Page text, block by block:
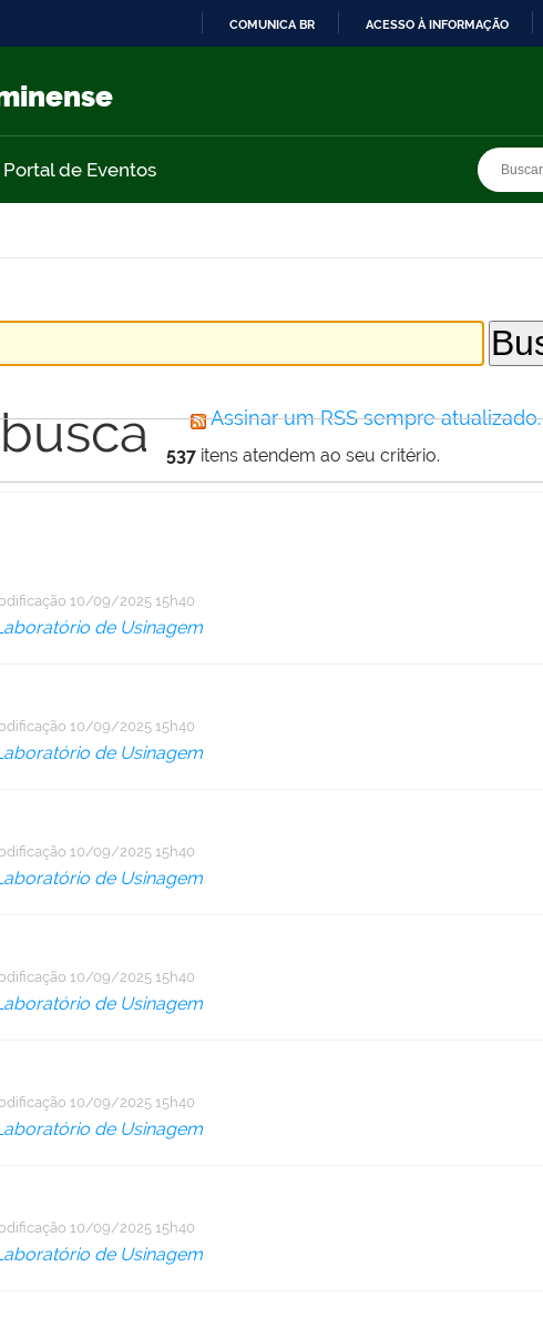
COMUNICA BR ACESSO À INFORMAÇÃO
Portal de Eventos
Assinar um RSS sempre atualizado.
537itens atendem ao seu critério.
10/09/2025 15h40
de Usinagem
10/09/2025 15h40
de Usinagem
10/09/2025 15h40
de Usinagem
10/09/2025 15h40
de Usinagem
10/09/2025 15h40
de Usinagem
10/09/2025 15h40
de Usinagem